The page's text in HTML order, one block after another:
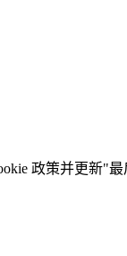
政策并更新